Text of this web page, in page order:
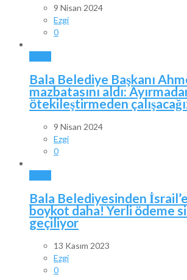
9 Nisan 2024
Ezgi
0
Bala Belediye Başkanı
mazbatasını aldı:
ötekileştirmeden
9 Nisan 2024
Ezgi
0
Bala Belediyesinden
boykot daha! Yerli ödeme
geçiliyor
13 Kasım 2023
Ezgi
0